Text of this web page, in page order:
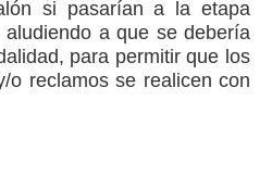
si pasarían a la etapa
a que se debería
para permitir que los
o reclamos se realicen con